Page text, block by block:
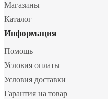
Магазины
Каталог
Информация
Помощь
Условия оплаты
Условия доставки
Гарантия на товар